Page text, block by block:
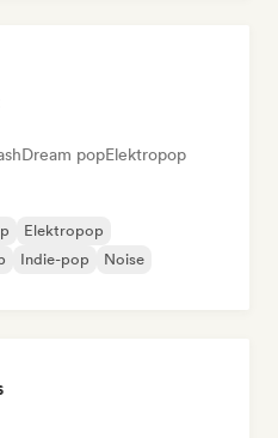
Dream popElektropop
Elektropop
Indie-pop
Noise